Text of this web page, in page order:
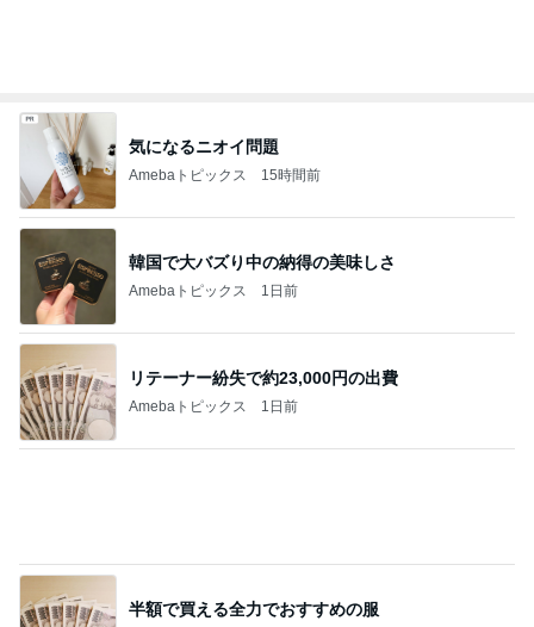
気になるニオイ問題
Amebaトピックス 15時間前
韓国で大バズり中の納得の美味しさ
Amebaトピックス 1日前
リテーナー紛失で約23,000円の出費
Amebaトピックス 1日前
半額で買える全力でおすすめの服